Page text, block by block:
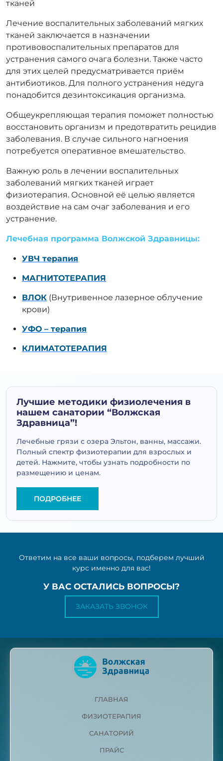
тканей
Лечение воспалительных заболеваний мягких
тканей заключается в назначении
противовоспалительных препаратов для
устранения самого очага болезни. Также часто
для этих целей предусматривается приём
антибиотиков. Для полного устранения недуга
понадобится дезинтоксикация организма.
Общеукрепляющая терапия поможет полностью
восстановить организм и предотвратить рецидив
заболевания. В случае сильного нагноения
потребуется оперативное вмешательство.
Важную роль в лечении воспалительных
заболеваний мягких тканей играет
физиотерапия. Основной её целью является
воздействие на сам очаг заболевания и его
устранение.
Лечебная программа Волжской Здравницы:
УВЧ терапия
МАГНИТОТЕРАПИЯ
ВЛОК (Внутривенное лазерное облучение
крови)
УФО – терапия
КЛИМАТОТЕРАПИЯ
Лучшие методики физиолечения в
нашем санатории “Волжская
Здравница”!
Лечебные грязи с озера Эльтон, ванны, массажи.
Полный спектр физиотерапии для взрослых и
детей. Нажмите, чтобы узнать подробности по
размещению и ценам.
ПОДРОБНЕЕ
Ответим на все ваши вопросы, подберем лучший
курс именно для вас!
У ВАС ОСТАЛИСЬ ВОПРОСЫ?
ЗАКАЗАТЬ ЗВОНОК
ГЛАВНАЯ
ФИЗИОТЕРАПИЯ
САНАТОРИЙ
ПРАЙС